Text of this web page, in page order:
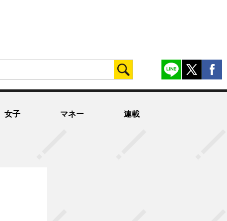
女子 マネー 連載